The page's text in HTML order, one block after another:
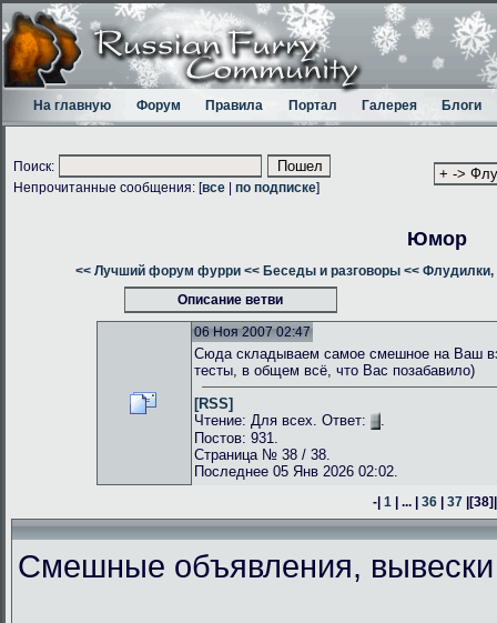
На главную Форум Правила Портал Галерея Блоги
Поиск:
Непрочитанные сообщения: [все по подписке]
Юмор
<< Лучший форум фурри << Беседы и разговоры << Флудилки,
Описание ветви
06 Ноя 2007 02:47
Сюда складываем самое смешное на Ваш
тесты, в общем всё, что Вас позабавило)
[RSS]
Чтение: Для всех. Ответ:
.
Постов: 931.
Страница № 38 / 38.
Последнее 05 Янв 2026 02:02.
-| 1 | ... | 36 | 37 |[38]
Смешные объявления,